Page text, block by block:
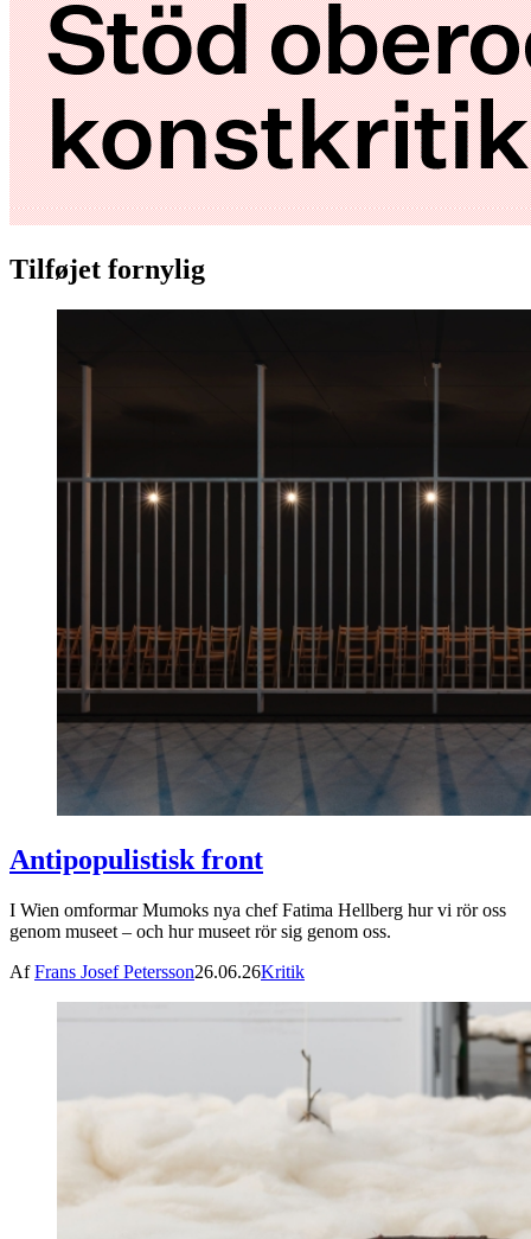
Tilføjet fornylig
Antipopulistisk front
I Wien omformar Mumoks nya chef Fatima Hellberg hur vi rör oss
genom museet – och hur museet rör sig genom oss.
AfFrans Josef Petersson26.06.26Kritik